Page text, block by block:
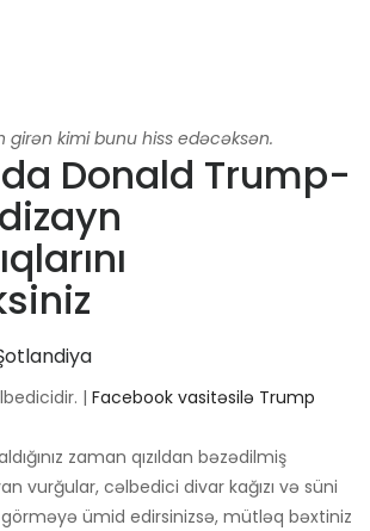
girən kimi bunu hiss edəcəksən.
Donald Trump-
| Facebook vasitəsilə Trump
zaman qızıldan bəzədilmiş
vurğular, cəlbedici divar kağızı və süni
ümid edirsinizsə, mütləq bəxtiniz